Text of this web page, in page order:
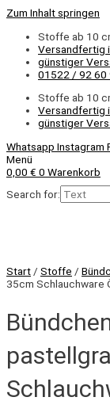
Zum Inhalt springen
Stoffe ab 10
Versandfertig
günstiger
01522 / 92 60
Stoffe ab 10
Versandfertig
günstiger
Whatsapp Instagram
Menü
0,00 € 0 Warenkorb
Search for:
Start / Stoffe /
35cm Schlauchware